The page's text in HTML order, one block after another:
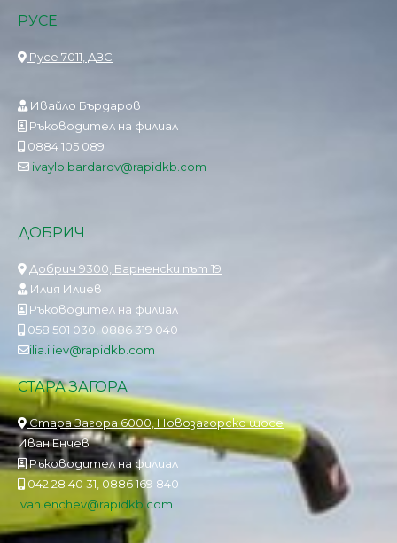
РУСЕ
Русе 7011, ДЗС
Ивайло Бърдаров
Ръководител на филиал
0884 105 089
ivaylo.bardarov@rapidkb.com
ДОБРИЧ
Добрич 9300, Варненски път 19
Илия Илиев
Ръководител на филиал
058 501 030, 0886 319 040
ilia.iliev@rapidkb.com
СТАРА ЗАГОРА
Стара Загора 6000, Новозагорско шосе
Иван Енчев
Ръководител на филиал
042 28 40 31, 0886 169 840
ivan.enchev@rapidkb.com